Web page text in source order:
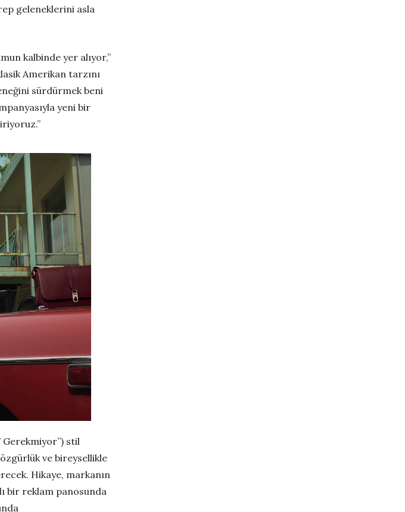
geleneklerini asla
kalbinde yer alıyor,”
Amerikan tarzını
sürdürmek beni
yeni bir
Gerekmiyor”) stil
ve bireysellikle
Hikaye, markanın
bir reklam panosunda